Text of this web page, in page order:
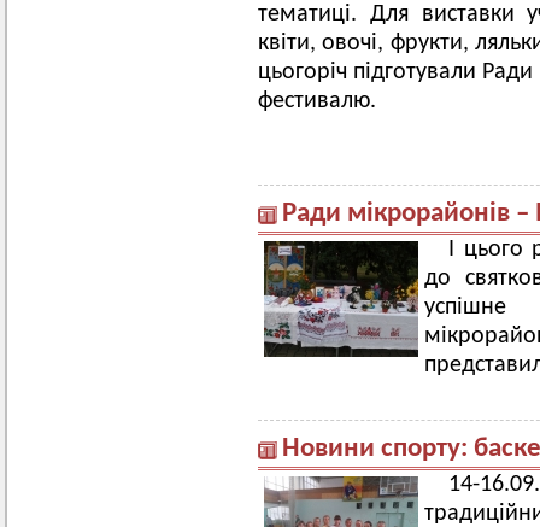
тематиці. Для виставки
квіти, овочі, фрукти,
цьогоріч підготували
фестивалю.
Ради мікрорайонів
І
до
успішне
Новини спорту:
14-